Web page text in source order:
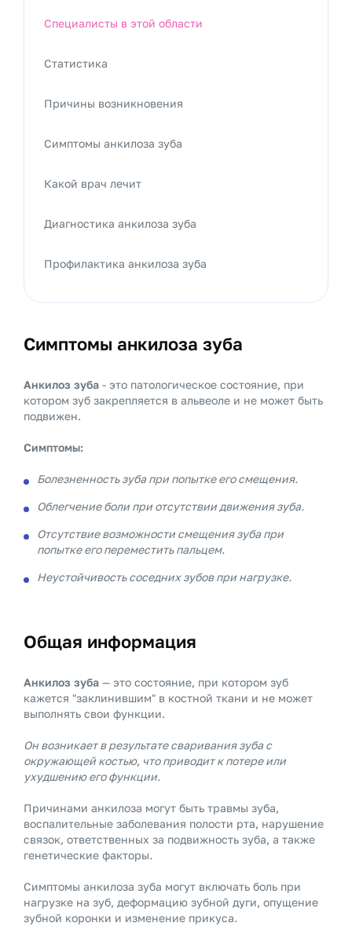
Симптомы анкилоза зуба
Анкилоз зуба - это патологическое состояние, при
котором зуб закрепляется в альвеоле и не может быть
подвижен.
Симптомы:
Болезненность зуба при попытке его смещения.
Облегчение боли при отсутствии движения зуба.
Отсутствие возможности смещения зуба при
попытке его переместить пальцем.
Неустойчивость соседних зубов при нагрузке.
Общая информация
Анкилоз зуба — это состояние, при котором зуб
кажется "заклинившим" в костной ткани и не может
выполнять свои функции.
Он возникает в результате сваривания зуба с
окружающей костью, что приводит к потере или
ухудшению его функции.
Причинами анкилоза могут быть травмы зуба,
воспалительные заболевания полости рта, нарушение
связок, ответственных за подвижность зуба, а также
генетические факторы.
Симптомы анкилоза зуба могут включать боль при
нагрузке на зуб, деформацию зубной дуги, опущение
зубной коронки и изменение прикуса.
Специалисты в этой области
Статистика
Причины возникновения
Симптомы анкилоза зуба
Какой врач лечит
Диагностика анкилоза зуба
Профилактика анкилоза зуба